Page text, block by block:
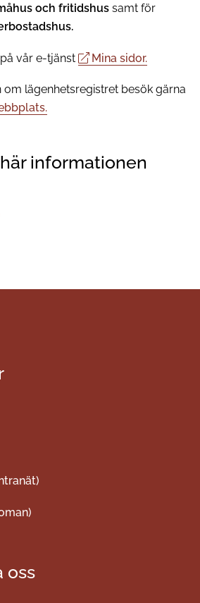
och fritidshus samt för
vår e-tjänst Mina sidor.
om lägenhetsregistret besök gärna
informationen
oss